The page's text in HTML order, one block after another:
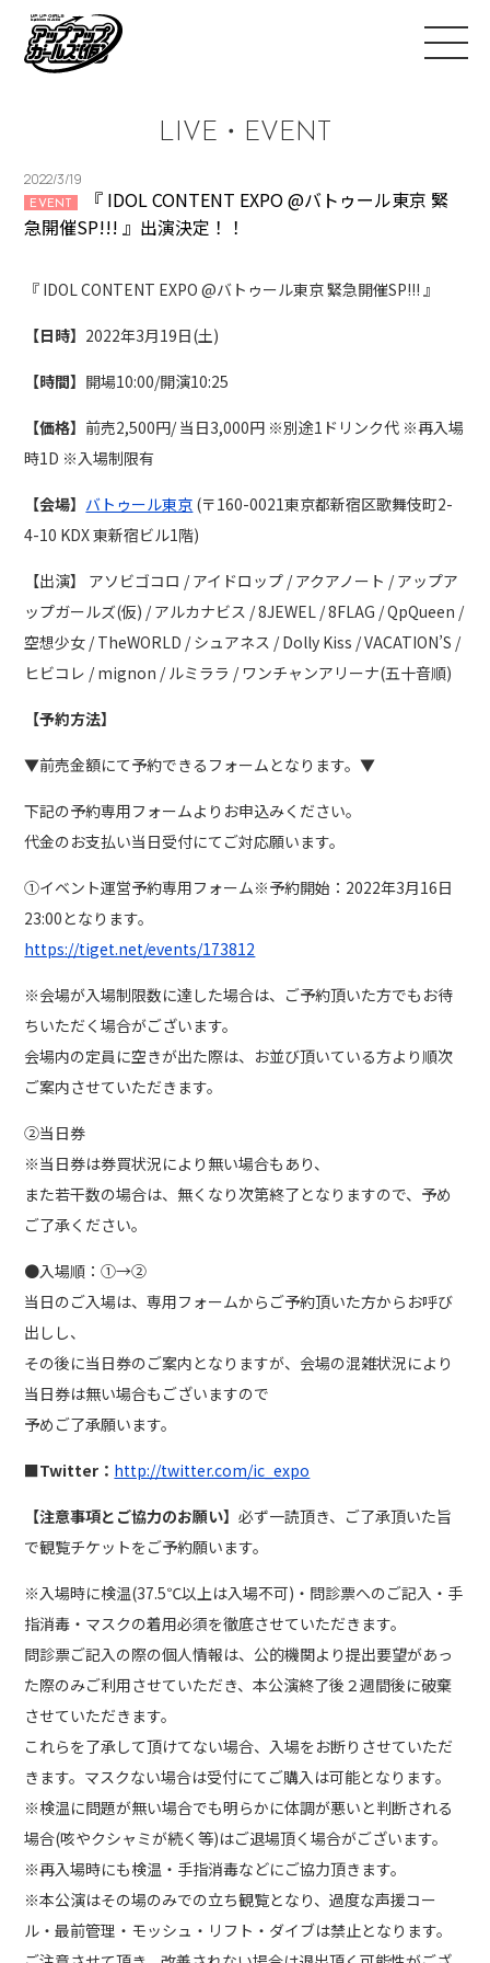
LIVE・EVENT
2022/3/19
EVENT
『 IDOL CONTENT EXPO @バトゥール東京 緊
急開催SP!!! 』出演決定！！
『 IDOL CONTENT EXPO @バトゥール東京 緊急開催SP!!! 』
【日時】 2022年3月19日(土)
【時間】 開場10:00/開演10:25
【価格】 前売2,500円/ 当日3,000円 ※別途1ドリンク代 ※再入場
時1D ※入場制限有
【会場】 バトゥール東京 (〒160-0021東京都新宿区歌舞伎町2-
4-10 KDX 東新宿ビル1階)
【出演】 アソビゴコロ / アイドロップ / アクアノート / アップア
ップガールズ(仮) / アルカナビス / 8JEWEL / 8FLAG / QpQueen /
空想少女 / TheWORLD / シュアネス / Dolly Kiss / VACATION’S /
ヒビコレ / mignon / ルミララ / ワンチャンアリーナ(五十音順)
【予約方法】
▼前売金額にて予約できるフォームとなります。▼
下記の予約専用フォームよりお申込みください。
代金のお支払い当日受付にてご対応願います。
①イベント運営予約専用フォーム※予約開始：2022年3月16日
23:00となります。
https://tiget.net/events/173812
※会場が入場制限数に達した場合は、ご予約頂いた方でもお待
ちいただく場合がございます。
会場内の定員に空きが出た際は、お並び頂いている方より順次
ご案内させていただきます。
②当日券
※当日券は券買状況により無い場合もあり、
また若干数の場合は、無くなり次第終了となりますので、予め
ご了承ください。
●入場順：①→②
当日のご入場は、専用フォームからご予約頂いた方からお呼び
出しし、
その後に当日券のご案内となりますが、会場の混雑状況により
当日券は無い場合もございますので
予めご了承願います。
■Twitter： http://twitter.com/ic_expo
【注意事項とご協力のお願い】必ず一読頂き、ご了承頂いた旨
で観覧チケットをご予約願います。
※入場時に検温(37.5℃以上は入場不可)・問診票へのご記入・手
指消毒・マスクの着用必須を徹底させていただきます。
問診票ご記入の際の個人情報は、公的機関より提出要望があっ
た際のみご利用させていただき、本公演終了後２週間後に破棄
させていただきます。
これらを了承して頂けてない場合、入場をお断りさせていただ
きます。マスクない場合は受付にてご購入は可能となります。
※検温に問題が無い場合でも明らかに体調が悪いと判断される
場合(咳やクシャミが続く等)はご退場頂く場合がございます。
※再入場時にも検温・手指消毒などにご協力頂きます。
※本公演はその場のみでの立ち観覧となり、過度な声援コー
ル・最前管理・モッシュ・リフト・ダイブは禁止となります。